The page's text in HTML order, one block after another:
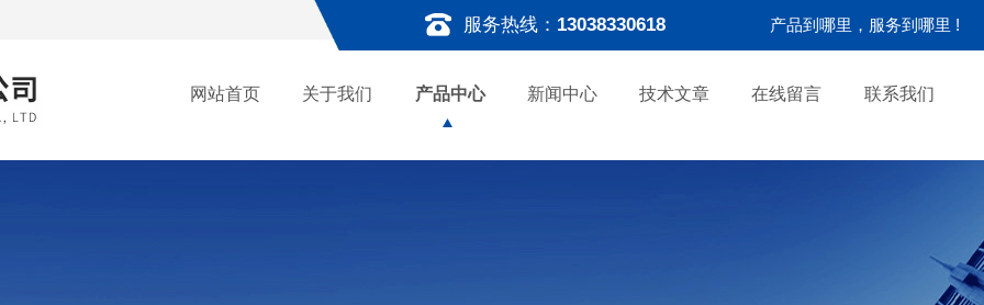
服务热线： 13038330618 产品到哪里，服务到哪里 !
网站首页 关于我们 产品中心 新闻中心 技术文章 在线留言 联系我们